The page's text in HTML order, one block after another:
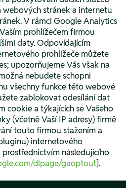
stránek a internetu
V rámci Google Analytics
prohlížečem firmou
daty. Odpovídajícím
prohlížeče můžete
upozorňujeme Vás však na
nebudete schopni
všechny funkce této webové
zablokovat odesílání dat
cookie a týkajících se Vašeho
(včetně Vaší IP adresy) firmě
touto firmou stažením a
internetového
následujícího
dlpage/gaoptout].